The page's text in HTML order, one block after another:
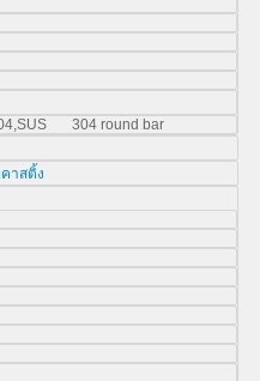
304 round bar
าสติ้ง